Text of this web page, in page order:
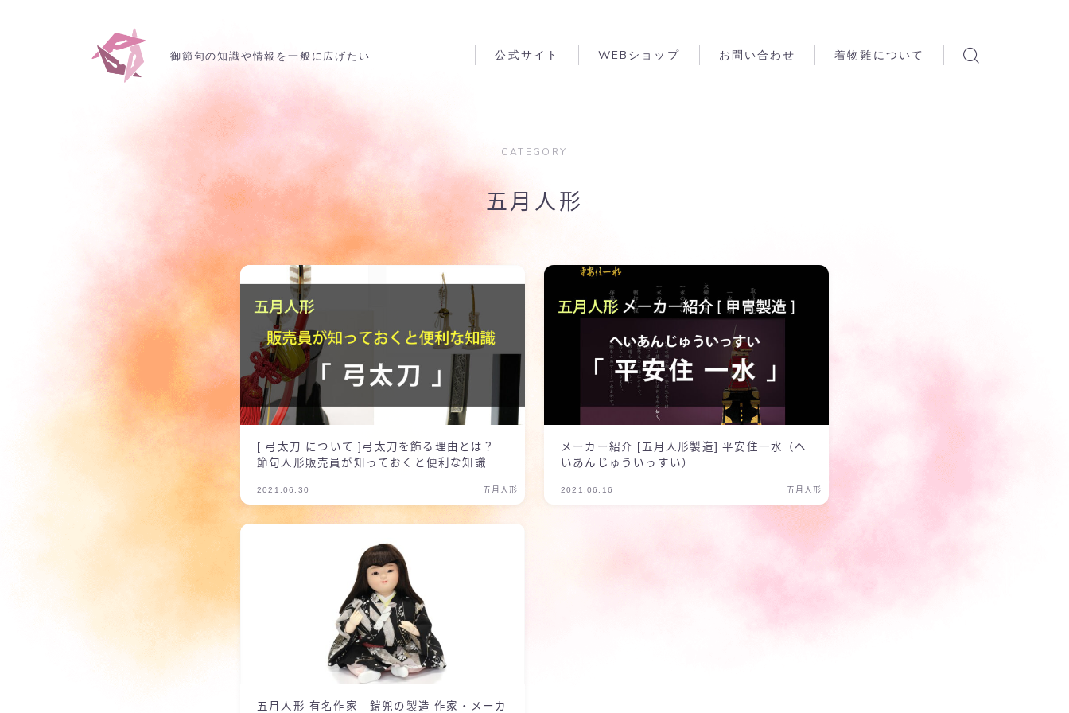
御節句の知識や情報を一般に広げたい 公式サイト WEBショップ お問い合わせ 着物雛について
CATEGORY
五月人形
[ 弓太刀 について ]弓太刀を飾る理由とは？
節句人形販売員が知っておくと便利な知識 五
2021.06.30 五月人形
メーカー紹介 [五月人形製造] 平安住一水（へ
いあんじゅういっすい）
2021.06.16 五月人形
五月人形 有名作家 鎧兜の製造 作家・メーカ